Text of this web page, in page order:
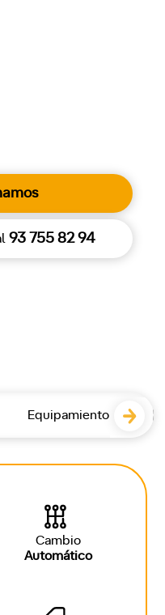
93 755 82 94
Equipamiento
Cambio
Automático